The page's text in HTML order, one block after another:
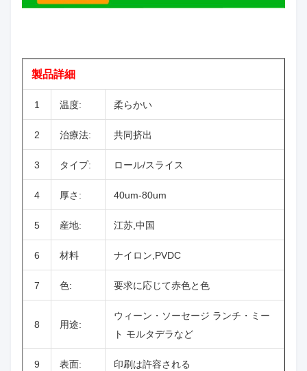
製品詳細
1 温度: 柔らかい
2 治療法: 共同挤出
3 タイプ: ロール/スライス
4 厚さ: 40um-80um
5 産地: 江苏,中国
6 材料 ナイロン,PVDC
7 色: 要求に応じて赤色と色
8 用途:
ウィーン・ソーセージ ランチ・ミー
ト モルタデラなど
9 表面: 印刷は許容される